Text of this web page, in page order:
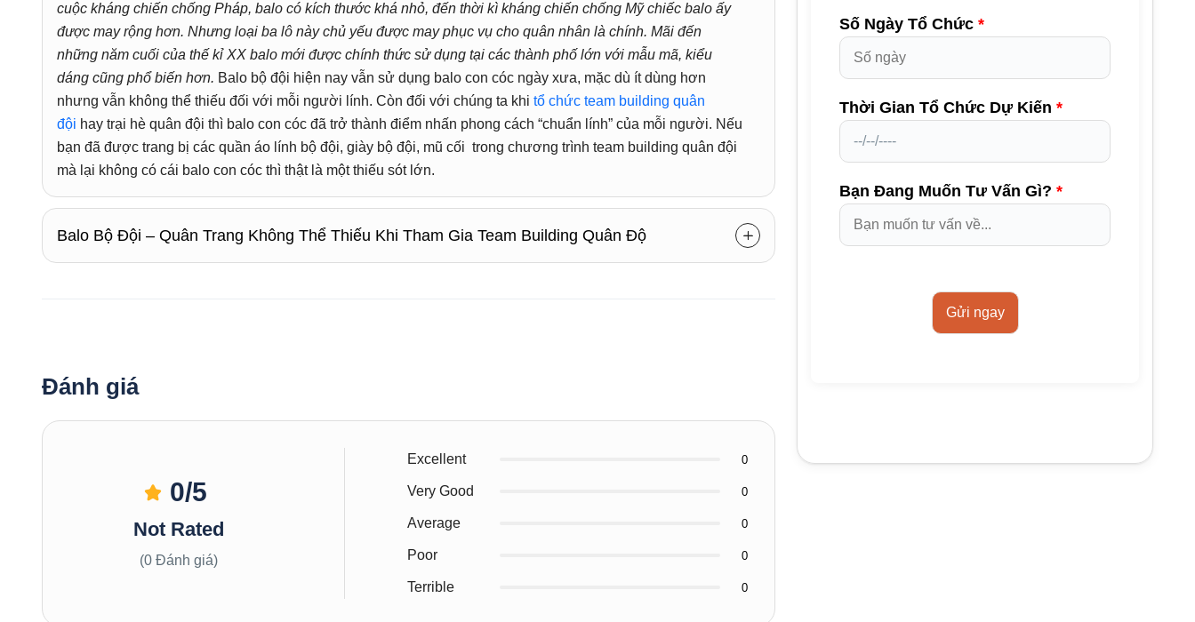
cuộc kháng chiến chống Pháp, balo có kích thước khá nhỏ, đến thời kì kháng chiến chống Mỹ chiếc balo ấy
được may rộng hơn. Nhưng loại ba lô này chủ yếu được may phục vụ cho quân nhân là chính. Mãi đến
những năm cuối của thế kỉ XX balo mới được chính thức sử dụng tại các thành phố lớn với mẫu mã, kiểu
dáng cũng phổ biến hơn. Balo bộ đội hiện nay vẫn sử dụng balo con cóc ngày xưa, mặc dù ít dùng hơn
nhưng vẫn không thể thiếu đối với mỗi người lính. Còn đối với chúng ta khi tổ chức team building quân
đội hay trại hè quân đội thì balo con cóc đã trở thành điểm nhấn phong cách “chuẩn lính” của mỗi người. Nếu
bạn đã được trang bị các quần áo lính bộ đội, giày bộ đội, mũ cối trong chương trình team building quân đội
mà lại không có cái balo con cóc thì thật là một thiếu sót lớn.
Balo Bộ Đội – Quân Trang Không Thể Thiếu Khi Tham Gia Team Building Quân Độ
Đánh giá
0/5
Not Rated
(0 Đánh giá)
Excellent 0
Very Good 0
Average 0
Poor 0
Terrible 0
Số Ngày Tổ Chức*
Thời Gian Tổ Chức Dự Kiến*
Bạn Đang Muốn Tư Vấn Gì?*